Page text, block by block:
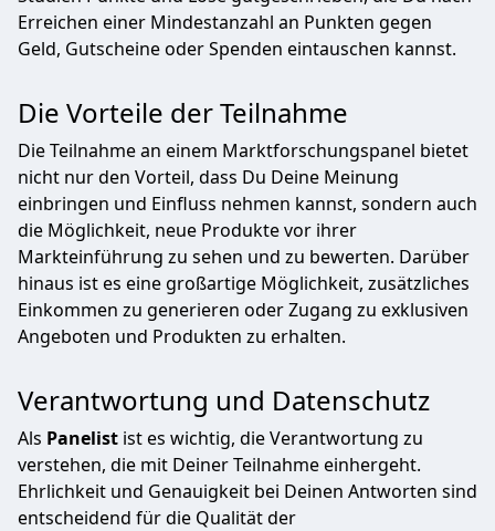
Erreichen einer Mindestanzahl an Punkten gegen
Geld, Gutscheine oder Spenden eintauschen kannst.
Die Vorteile der Teilnahme
Die Teilnahme an einem Marktforschungspanel bietet
nicht nur den Vorteil, dass Du Deine Meinung
einbringen und Einfluss nehmen kannst, sondern auch
die Möglichkeit, neue Produkte vor ihrer
Markteinführung zu sehen und zu bewerten. Darüber
hinaus ist es eine großartige Möglichkeit, zusätzliches
Einkommen zu generieren oder Zugang zu exklusiven
Angeboten und Produkten zu erhalten.
Verantwortung und Datenschutz
Als Panelist ist es wichtig, die Verantwortung zu
verstehen, die mit Deiner Teilnahme einhergeht.
Ehrlichkeit und Genauigkeit bei Deinen Antworten sind
entscheidend für die Qualität der